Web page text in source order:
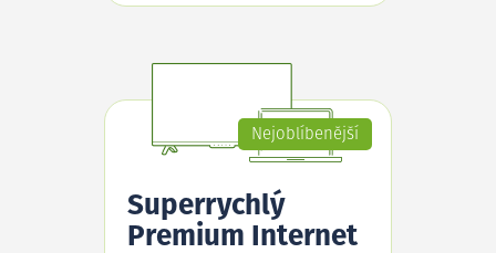
Nejoblíbenější
Superrychlý
Premium Internet